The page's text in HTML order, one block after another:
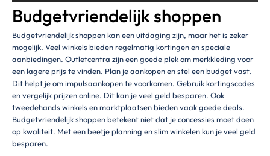
Budgetvriendelijk shoppen
Budgetvriendelijk shoppen kan een uitdaging zijn, maar het is zeker
mogelijk. Veel winkels bieden regelmatig kortingen en speciale
aanbiedingen. Outletcentra zijn een goede plek om merkkleding voor
een lagere prijs te vinden. Plan je aankopen en stel een budget vast.
Dit helpt je om impulsaankopen te voorkomen. Gebruik kortingscodes
en vergelijk prijzen online. Dit kan je veel geld besparen. Ook
tweedehands winkels en marktplaatsen bieden vaak goede deals.
Budgetvriendelijk shoppen betekent niet dat je concessies moet doen
op kwaliteit. Met een beetje planning en slim winkelen kun je veel geld
besparen.